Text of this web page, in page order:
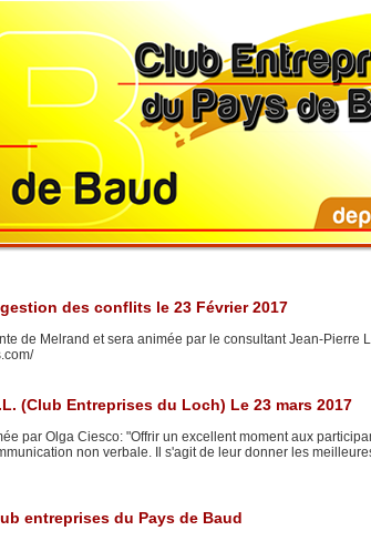
des conflits le 23 Février 2017
de Melrand et sera animée par le consultant Jean-Pierre
(Club Entreprises du Loch) Le 23 mars 2017
par Olga Ciesco: "Offrir un excellent moment aux
non verbale. Il s'agit de leur donner les
entreprises du Pays de Baud